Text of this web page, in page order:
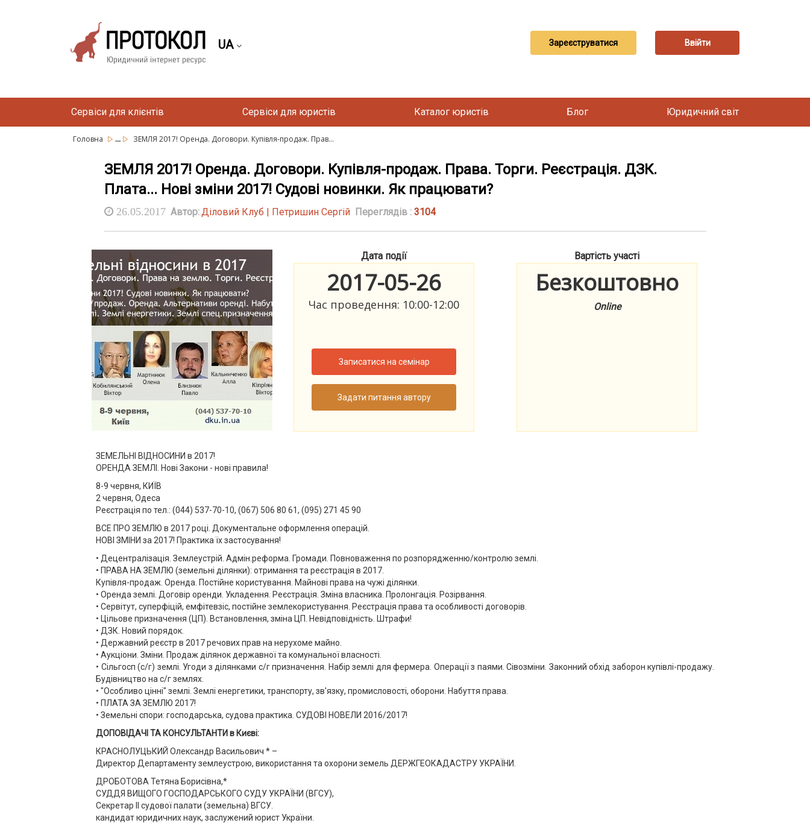
UA Зареєструватися Ввійти
Сервіси для клієнтів Сервіси для юристів Каталог юристів Блог Юридичний світ
Головна ... ЗЕМЛЯ 2017! Оренда. Договори. Купівля-продаж. Прав...
ЗЕМЛЯ 2017! Оренда. Договори. Купівля-продаж. Права. Торги. Реєстрація. ДЗК.
Плата... Нові зміни 2017! Судові новинки. Як працювати?
26.05.2017 Автор:Діловий Клуб | Петришин Сергій Переглядів : 3104
Дата події
2017-05-26
Час проведення: 10:00-12:00
Записатися на семінар
Задати питання автору
Вартість участі
Безкоштовно
Online
ЗЕМЕЛЬНІ ВІДНОСИНИ в 2017!
ОРЕНДА ЗЕМЛІ. Нові Закони - нові правила!
8-9 червня, КИЇВ
2 червня, Одеса
Реєстрація по тел.: (044) 537-70-10, (067) 506 80 61, (095) 271 45 90
ВСЕ ПРО ЗЕМЛЮ в 2017 році. Документальне оформлення операцій.
НОВІ ЗМІНИ за 2017! Практика їх застосування!
• Децентралізація. Землеустрій. Адмін.реформа. Громади. Повноваження по розпорядженню/контролю землі.
• ПРАВА НА ЗЕМЛЮ (земельні ділянки): отримання та реєстрація в 2017.
Купівля-продаж. Оренда. Постійне користування. Майнові права на чужі ділянки.
• Оренда землі. Договір оренди. Укладення. Реєстрація. Зміна власника. Пролонгація. Розірвання.
• Сервітут, суперфіцій, емфітевзіс, постійне землекористування. Реєстрація права та особливості договорів.
• Цільове призначення (ЦП). Встановлення, зміна ЦП. Невідповідність. Штрафи!
• ДЗК. Новий порядок.
• Державний реєстр в 2017 речових прав на нерухоме майно.
• Аукціони. Зміни. Продаж ділянок державної та комунальної власності.
• Сільгосп (с/г) землі. Угоди з ділянками с/г призначення. Набір землі для фермера. Операції з паями. Сівозміни. Законний обхід заборон купівлі-продажу.
Будівництво на с/г землях.
• "Особливо цінні" землі. Землі енергетики, транспорту, зв'язку, промисловості, оборони. Набуття права.
• ПЛАТА ЗА ЗЕМЛЮ 2017!
• Земельні спори: господарська, судова практика. СУДОВІ НОВЕЛИ 2016/2017!
ДОПОВІДАЧІ ТА КОНСУЛЬТАНТИ в Києві:
КРАСНОЛУЦЬКИЙ Олександр Васильович * –
Директор Департаменту землеустрою, використання та охорони земель ДЕРЖГЕОКАДАСТРУ УКРАЇНИ.
ДРОБОТОВА Тетяна Борисівна,*
СУДДЯ ВИЩОГО ГОСПОДАРСЬКОГО СУДУ УКРАЇНИ (ВГСУ),
Секретар ІІ судової палати (земельна) ВГСУ.
кандидат юридичних наук, заслужений юрист України.